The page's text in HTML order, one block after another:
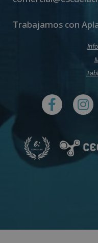
Trabajamos con